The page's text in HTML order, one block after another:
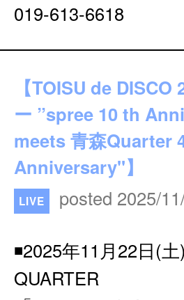
019-613-6618
【TOISU de
ー ”spree 10 th
meets 青森Quarter
Anniversary"】
LIVE posted 2025/
◾️2025年11月22日(
QUARTER